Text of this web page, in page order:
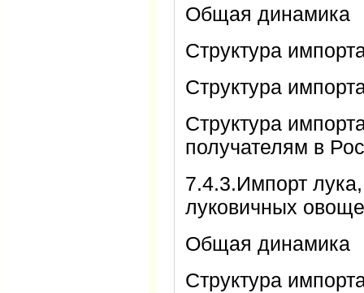
Общая динамика
Структура
Структура
Структура
получателям в
7.4.3.Импорт
луковичных
Общая динамика
Структура